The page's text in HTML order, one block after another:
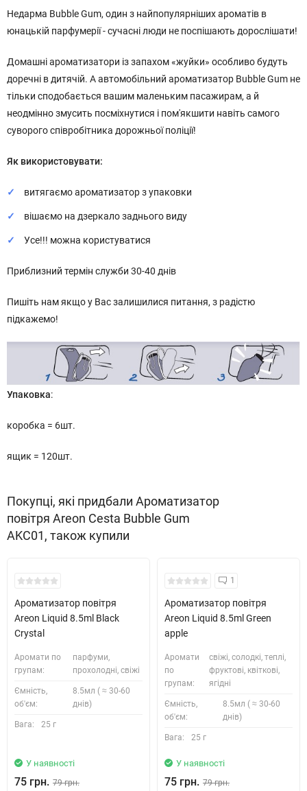
Недарма Bubble Gum, один з найпопулярніших ароматів в
юнацькій парфумерії - сучасні люди не поспішають дорослішати!
Домашні ароматизатори із запахом «жуйки» особливо будуть
доречні в дитячій. А автомобільний ароматизатор Bubble Gum не
тільки сподобається вашим маленьким пасажирам, а й
неодмінно змусить посміхнутися і пом'якшити навіть самого
суворого співробітника дорожньої поліції!
Як використовувати:
витягаємо ароматизатор з упаковки
вішаємо на дзеркало заднього виду
Усе!!! можна користуватися
Приблизний термін служби 30-40 днів
Пишіть нам якщо у Вас залишилися питання, з радістю
підкажемо!
Упаковка:
коробка = 6шт.
ящик = 120шт.
Покупці, які придбали Ароматизатор
повітря Areon Cesta Bubble Gum
AKC01, також купили
Ароматизатор повітря
Areon Liquid 8.5ml Black
Crystal
Аромати по
групам:
парфуми,
прохолодні, свіжі
Ємність,
об'єм:
8.5мл ( ≈ 30-60
днів)
Вага: 25 г
У наявності
75 грн. 79 грн.
1
Ароматизатор повітря
Areon Liquid 8.5ml Green
apple
Аромати
по
групам:
свіжі, солодкі, теплі,
фруктові, квіткові,
ягідні
Ємність,
об'єм:
8.5мл ( ≈ 30-60
днів)
Вага: 25 г
У наявності
75 грн. 79 грн.